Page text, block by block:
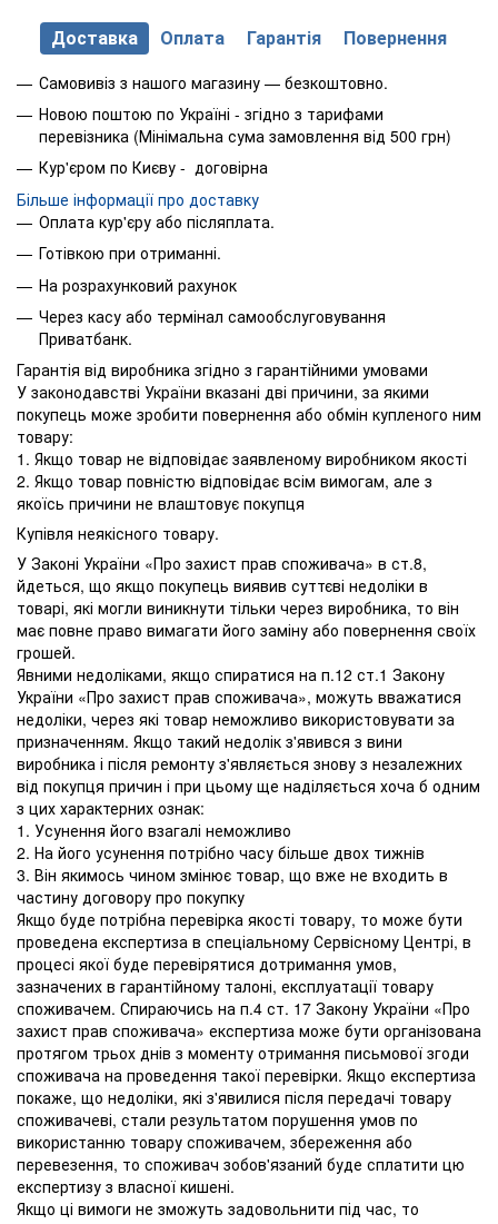
Доставка Оплата Гарантія Повернення
Самовивіз з нашого магазину — безкоштовно.
Новою поштою по Україні - згідно з тарифами
перевізника (Мінімальна сума замовлення від 500 грн)
Кур'єром по Києву - договірна
Більше інформації про доставку
Оплата кур'єру або післяплата.
Готівкою при отриманні.
На розрахунковий рахунок
Через касу або термінал самообслуговування
Приватбанк.
Гарантія від виробника згідно з гарантійними умовами
У законодавстві України вказані дві причини, за якими
покупець може зробити повернення або обмін купленого ним
товару:
1. Якщо товар не відповідає заявленому виробником якості
2. Якщо товар повністю відповідає всім вимогам, але з
якоїсь причини не влаштовує покупця
Купівля неякісного товару.
У Законі України «Про захист прав споживача» в ст.8,
йдеться, що якщо покупець виявив суттєві недоліки в
товарі, які могли виникнути тільки через виробника, то він
має повне право вимагати його заміну або повернення своїх
грошей.
Явними недоліками, якщо спиратися на п.12 ст.1 Закону
України «Про захист прав споживача», можуть вважатися
недоліки, через які товар неможливо використовувати за
призначенням. Якщо такий недолік з'явився з вини
виробника і після ремонту з'являється знову з незалежних
від покупця причин і при цьому ще наділяється хоча б одним
з цих характерних ознак:
1. Усунення його взагалі неможливо
2. На його усунення потрібно часу більше двох тижнів
3. Він якимось чином змінює товар, що вже не входить в
частину договору про покупку
Якщо буде потрібна перевірка якості товару, то може бути
проведена експертиза в спеціальному Сервісному Центрі, в
процесі якої буде перевірятися дотримання умов,
зазначених в гарантійному талоні, експлуатації товару
споживачем. Спираючись на п.4 ст. 17 Закону України «Про
захист прав споживача» експертиза може бути організована
протягом трьох днів з моменту отримання письмової згоди
споживача на проведення такої перевірки. Якщо експертиза
покаже, що недоліки, які з'явилися після передачі товару
споживачеві, стали результатом порушення умов по
використанню товару споживачем, збереження або
перевезення, то споживач зобов'язаний буде сплатити цю
експертизу з власної кишені.
Якщо ці вимоги не зможуть задовольнити під час, то